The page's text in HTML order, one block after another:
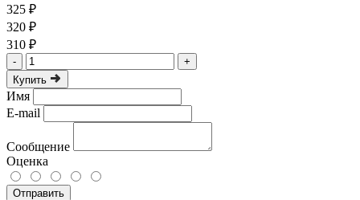
325 ₽
320 ₽
310 ₽
-
+
Купить
Имя
E-mail
Сообщение
Оценка
Отправить